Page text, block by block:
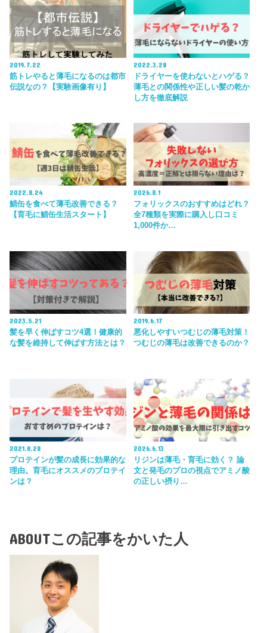
2019.7.22
筋トレやると薄毛になるのは都市
伝説なの？【実験画像有り】
2022.3.28
ドライヤーを使わないとハゲる？
薄毛との関係性や正しい髪の乾か
し方を徹底解説
2022.8.24
鯖缶を食べて薄毛改善できる？
【育毛に鯖缶生活スタート】
2026.8.1
フォリックスのおすすめはどれ？
全7種類を実際に購入し口コミ
1,000件か…
2023.5.21
髪を早く伸ばすコツ4選！健康的
な髪を維持して伸ばす方法とは？
2019.6.17
悪化しやすいつむじの薄毛対策！
つむじの薄毛は改善できるのか？
2021.8.28
プロテインが髪の成長に効果的な
理由。育毛にオススメのプロテイ
ンは？
2026.6.13
リジンは薄毛・育毛に効く？ 論
文と発毛のプロの視点でアミノ酸
の正しい摂り…
ABOUTこの記事をかいた人